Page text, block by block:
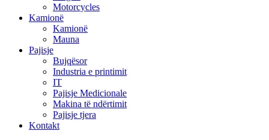
Motorcycles
Kamionë
Kamionë
Mauna
Pajisje
Bujqësor
Industria e printimit
IT
Pajisje Medicionale
Makina të ndërtimit
Pajisje tjera
Kontakt